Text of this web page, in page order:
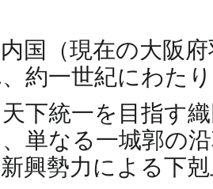
国（現在の大阪
約一世紀にわた
下統一を目指す
単なる一城郭の
興勢力による下